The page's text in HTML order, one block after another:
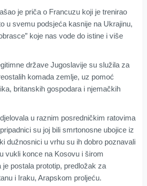
je priča o Francuzu koji je trenirao
u svemu podsjeća kasnije na Ukrajinu,
koje nas vode do istine i više
države Jugoslavije su služila za
komada zemlje, uz pomoć
britanskih gospodara i njemačkih
u raznim posredničkim ratovima
su joj bili smrtonosne ubojice iz
dužnosnici u vrhu su ih dobro poznavali
vukli konce na Kosovu i širom
je postala prototip, predložak za
i Iraku, Arapskom proljeću.